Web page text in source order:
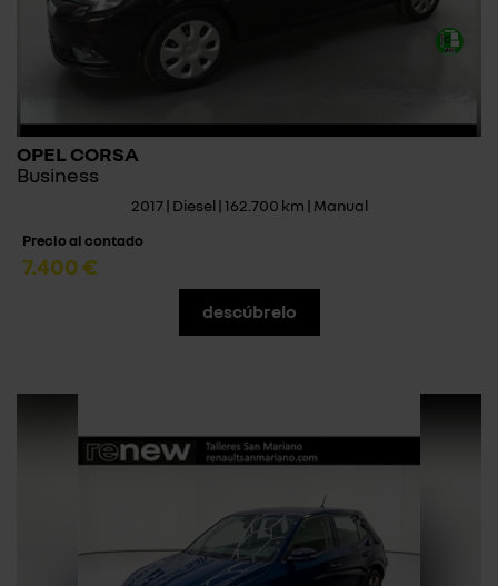
OPEL CORSA
Business
2017 | Diesel | 162.700 km | Manual
Precio al contado
7.400 €
descúbrelo